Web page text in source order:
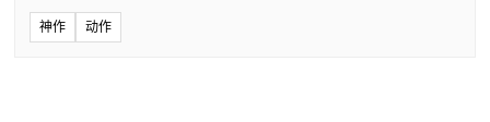
神作 动作